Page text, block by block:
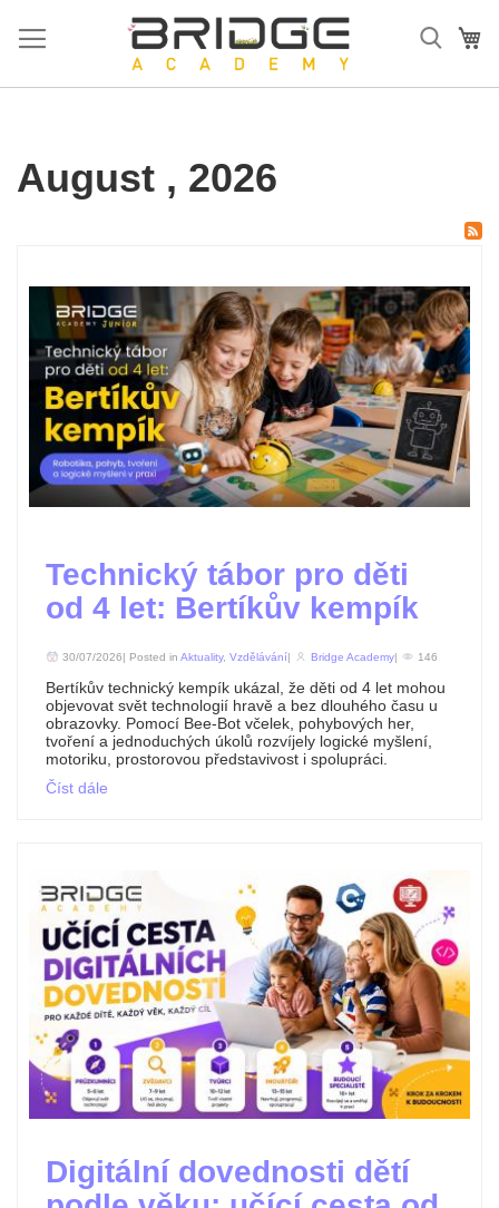
na
August , 2026
Technický tábor pro děti
od 4 let: Bertíkův kempík
30/07/2026| Posted in Aktuality, Vzdělávání Bridge Academy 146
Bertíkův technický kempík ukázal, že děti od 4 let mohou
objevovat svět technologií hravě a bez dlouhého času u
obrazovky. Pomocí Bee-Bot včelek, pohybových her,
tvoření a jednoduchých úkolů rozvíjely logické myšlení,
motoriku, prostorovou představivost i spolupráci.
Číst dále
Digitální dovednosti dětí